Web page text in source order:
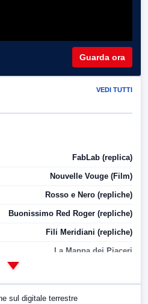
Guarda ora
VEDI TUTTI
FabLab (replica)
Nouvelle Vouge (Film)
Rosso e Nero (repliche)
Buonissimo Red Roger (repliche)
Fili Meridiani (repliche)
La Mappa dei Piaceri
LabNews (replica)
sul digitale terrestre